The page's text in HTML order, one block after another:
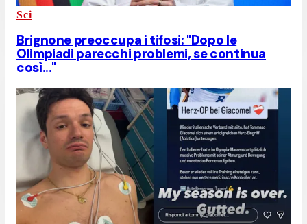
Sci
Brignone preoccupa i tifosi: "Dopo le
Olimpiadi parecchi problemi, se continua
così..."